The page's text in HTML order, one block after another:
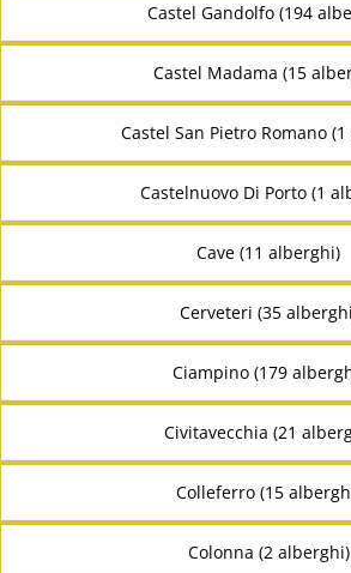
Castel Gandolfo (194
Castel Madama (15
Castel San Pietro Romano
Castelnuovo Di Porto (1
Cave (11 alberghi)
Cerveteri (35
Ciampino (179
Civitavecchia (21
Colleferro (15
Colonna (2 alberghi)